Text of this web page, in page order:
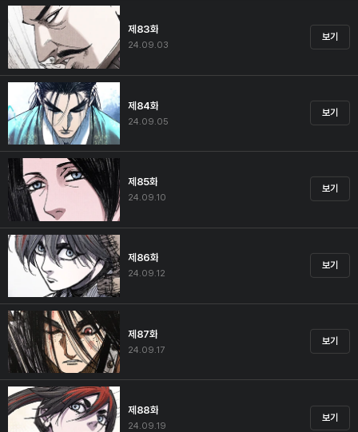
제83화
24.09.03
보기
제84화
24.09.05
보기
제85화
24.09.10
보기
제86화
24.09.12
보기
제87화
24.09.17
보기
제88화
24.09.19
보기